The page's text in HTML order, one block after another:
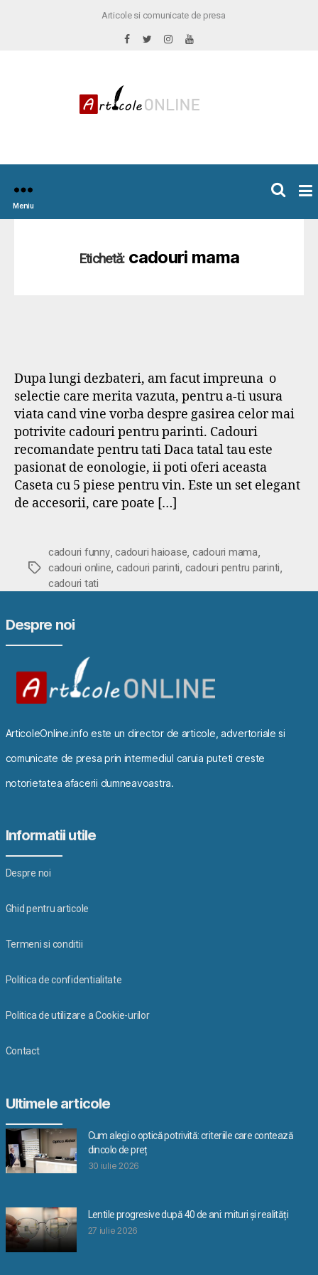
Articole si comunicate de presa
Meniu
Etichetă: cadouri mama
Dupa lungi dezbateri, am facut impreuna o
selectie care merita vazuta, pentru a-ti usura
viata cand vine vorba despre gasirea celor mai
potrivite cadouri pentru parinti. Cadouri
recomandate pentru tati Daca tatal tau este
pasionat de eonologie, ii poti oferi aceasta
Caseta cu 5 piese pentru vin. Este un set elegant
de accesorii, care poate […]
Etichete
cadouri funny,cadouri haioase, cadouri mama,
cadouri online, cadouri parinti, cadouri pentru parinti,
cadouri tati
Despre noi
ArticoleOnline.info este un director de articole, advertoriale si
comunicate de presa prin intermediul caruia puteti creste
notorietatea afacerii dumneavoastra.
Informatii utile
Despre noi
Ghid pentru articole
Termeni si conditii
Politica de confidentialitate
Politica de utilizare a Cookie-urilor
Contact
Ultimele articole
Cum alegi o optică potrivită: criteriile care contează
dincolo de preț
30 iulie 2026
Lentile progresive după 40 de ani: mituri și realități
27 iulie 2026